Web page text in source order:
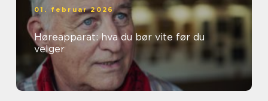
01. februar 2026
Høreapparat: hva du bør vite før du
velger